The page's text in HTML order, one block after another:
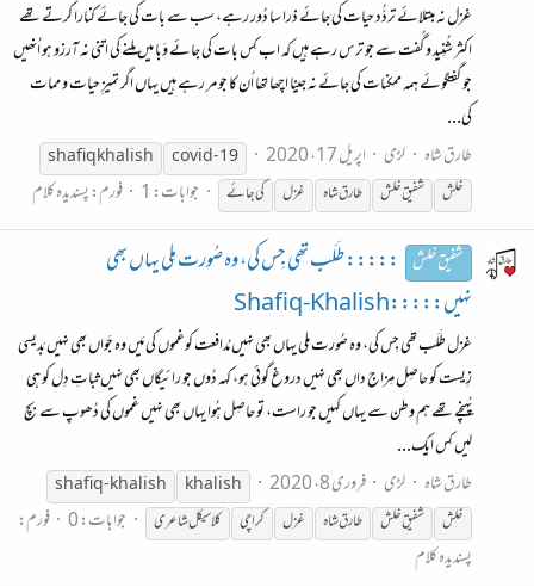
غزل نہ مبتلائے تردُّد حیات کی جائے ذرا سا دُور رہے، سب سے بات کی جائے کنارا کرتے تھے
اکثر شُنِید و گُفت سے جو ترس رہے ہیں کہ اب کِس بات کی جائے وَبا میں ملِنے کی اتنی نہ آرزو ہو اُنھیں
جو گفتگوئے ہمہ ممکنات کی جائے نہ جینا اچھا تھا اُن کا جو مر رہے ہیں یہاں اگر تمیزِ حیات و ممات
کی...
طارق شاہ
لڑی اپریل 17، 2020 covid-19
shafiq khalish
خلش
شفیقخلش طارق شاہ غزل کی جائے جوابات: 1 فورم:پسندیدہ کلام
شفیق خلش ::::: طَلَب تھی جِس کی، وہ صُورت مِلی یہاں بھی
نہیں:::::Shafiq-Khalish
غزل طَلَب تھی جِس کی، وہ صُورت مِلی یہاں بھی نہیں مُدافعت کوغموں کی مَیں وہ جَواں بھی نہیں بَدیسی
زِیست کو حاصِل مِزاج داں بھی نہیں دروغ گوئی ہو، کہہ دُوں جو رائیگاں بھی نہیں ثباتِ دِل کو ہی
پُہنچے تھے ہم وطن سے یہاں کہیں جو راست، تو حاصِل ہُوا یہاں بھی نہیں غموں کی دُھوپ سے بچ
لیں کِس ایک...
طارق شاہ
لڑی فروری 8، 2020 khalish
shafiq-khalish
خلش
شفیقخلش طارق شاہ غزل کراچی کلاسیکل شاعری جوابات: 0
فورم:
پسندیدہ کلام